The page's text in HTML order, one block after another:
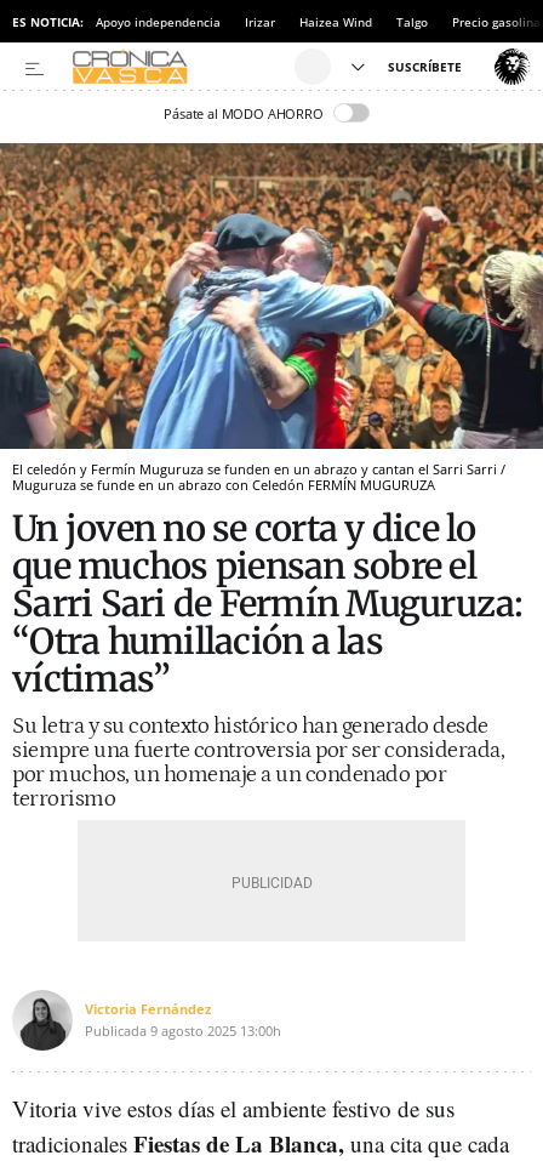
ES NOTICIA: Apoyo independencia Irizar Haizea Wind Talgo Precio gasolina
Pásate al MODO AHORRO
El celedón y Fermín Muguruza se funden en un abrazo y cantan el Sarri Sarri /
Muguruza se funde en un abrazo con Celedón FERMÍN MUGURUZA
Un joven no se corta y dice lo
que muchos piensan sobre el
Sarri Sari de Fermín Muguruza:
“Otra humillación a las
víctimas”
Su letra y su contexto histórico han generado desde
siempre una fuerte controversia por ser considerada,
por muchos, un homenaje a un condenado por
terrorismo
Victoria Fernández
Publicada 9 agosto 2025 13:00h
Vitoria vive estos días el ambiente festivo de sus
tradicionales Fiestas de La Blanca, una cita que cada